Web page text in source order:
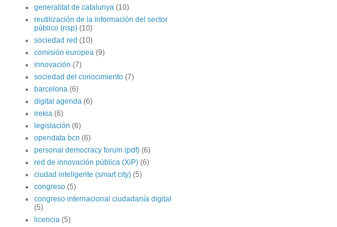
generalitat de catalunya (10)
reutilización de la información del sector
público (risp) (10)
sociedad red (10)
comisión europea (9)
innovación (7)
sociedad del conocimiento (7)
barcelona (6)
digital agenda (6)
irekia (6)
legislación (6)
opendata bcn (6)
personal democracy forum (pdf) (6)
red de innovación pública (XiP) (6)
ciudad inteligente (smart city) (5)
congreso (5)
congreso internacional ciudadanía digital
(5)
licencia (5)